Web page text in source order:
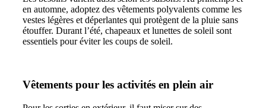
en automne, adoptez des vêtements polyvalents comme les
vestes légères et déperlantes qui protègent de la pluie sans
étouffer. Durant l’été, chapeaux et lunettes de soleil sont
essentiels pour éviter les coups de soleil.
Vêtements pour les activités en plein air